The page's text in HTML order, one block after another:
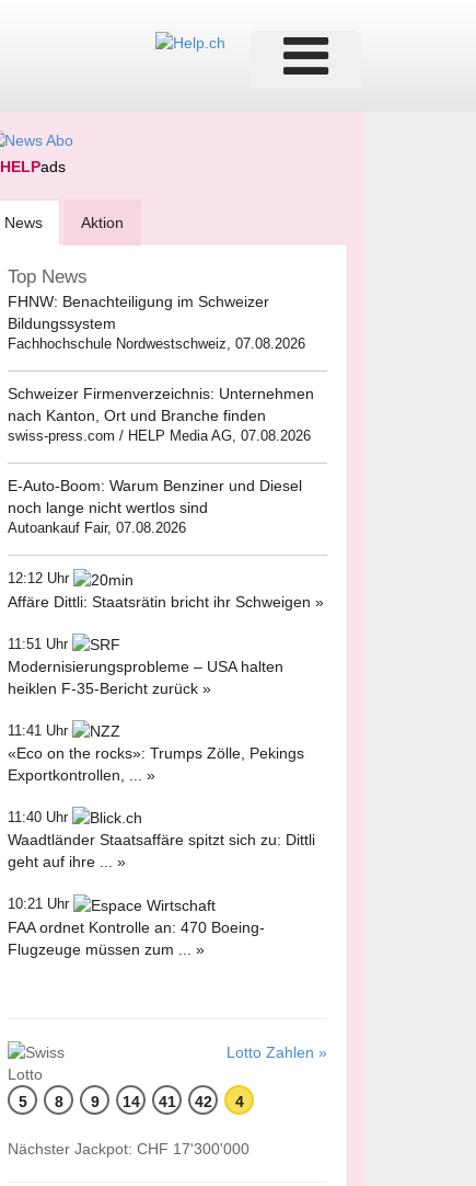
HELPads
News Aktion
Top News
FHNW: Benachteiligung im Schweizer
Bildungssystem
Fachhochschule Nordwestschweiz, 07.08.2026
Schweizer Firmenverzeichnis: Unternehmen
nach Kanton, Ort und Branche finden
swiss-press.com / HELP Media AG, 07.08.2026
E-Auto-Boom: Warum Benziner und Diesel
noch lange nicht wertlos sind
Autoankauf Fair, 07.08.2026
12:12 Uhr
Affäre Dittli: Staatsrätin bricht ihr Schweigen »
11:51 Uhr
Modernisierungsprobleme – USA halten
heiklen F-35-Bericht zurück »
11:41 Uhr
«Eco on the rocks»: Trumps Zölle, Pekings
Exportkontrollen, ... »
11:40 Uhr
Waadtländer Staatsaffäre spitzt sich zu: Dittli
geht auf ihre ... »
10:21 Uhr
FAA ordnet Kontrolle an: 470 Boeing-
Flugzeuge müssen zum ... »
Lotto Zahlen »
5 8 9 14 41 42 4
Nächster Jackpot: CHF 17'300'000